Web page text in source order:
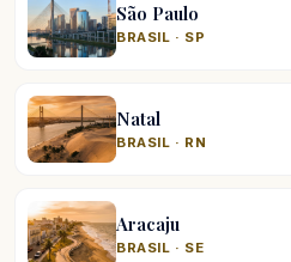
São Paulo
BRASIL · SP
Natal
BRASIL · RN
Aracaju
BRASIL · SE